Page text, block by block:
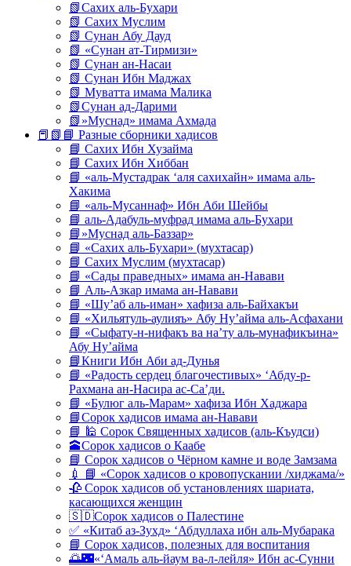
📗Сахих аль-Бухари
📗 Сахих Муслим
📗 Сунан Абу Дауд
📗 «Сунан ат-Тирмизи»
📗 Сунан ан-Насаи
📗 Сунан Ибн Маджах
📗 Муватта имама Малика
📗Сунан ад-Дарими
📗»Муснад» имама Ахмада
📕📗📘 Разные сборники хадисов
📘 Сахих Ибн Хузайма
📘 Сахих Ибн Хиббан
📘 «аль-Мустадрак ‘аля сахихайн» имама аль-
Хакима
📘 «аль-Мусаннаф» Ибн Аби Шейбы
📘 аль-Адабуль-муфрад имама аль-Бухари
📘»Муснад аль-Баззар»
📘 «Сахих аль-Бухари» (мухтасар)
📘 Сахих Муслим (мухтасар)
📘 «Сады праведных» имама ан-Навави
📘 Аль-Азкар имама ан-Навави
📘 «Шу’аб аль-иман» хафиза аль-Байхакъи
📘 «Хильятуль-аулияъ» Абу Ну’айма аль-Асфахани
📘 «Сыфату-н-нифакъ ва на’ту аль-мунафикъина»
Абу Ну’айма
📘Книги Ибн Аби ад-Дунья
📘 «Радость сердец благочестивых» ‘Абду-р-
Рахмана ан-Насира ас-Са’ди.
📘 «Булюг аль-Марам» хафиза Ибн Хаджара
📘Сорок хадисов имама ан-Навави
📘 🕌 Сорок Священных хадисов (аль-Къудси)
🕋Сорок хадисов о Каабе
📘 Сорок хадисов о Чёрном камне и воде Замзама
💉 📘 «Сорок хадисов о кровопускании /хиджама/»
🥀 Сорок хадисов об установлениях шариата,
касающихся женщин
🇸🇩Сорок хадисов о Палестине
✅ «Китаб аз-Зухд» ‘Абдуллаха ибн аль-Мубарака
📘 Сорок хадисов, полезных для воспитания
🌅🌃«‘Амаль аль-йаум ва-л-лейля» Ибн ас-Сунни